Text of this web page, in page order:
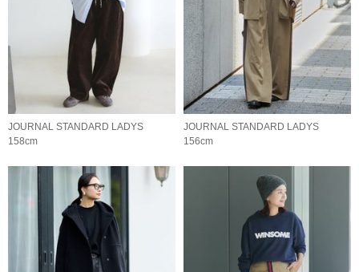
JOURNAL STANDARD LADYS
158cm
JOURNAL STANDARD LADYS
156cm